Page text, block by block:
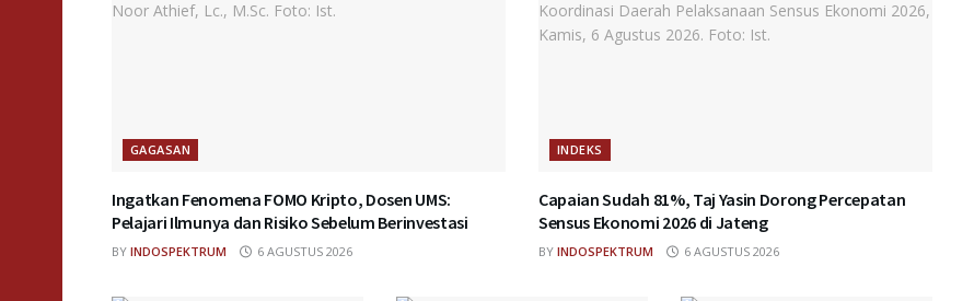
GAGASAN
Ingatkan Fenomena FOMO Kripto, Dosen UMS:
Pelajari Ilmunya dan Risiko Sebelum Berinvestasi
BY INDOSPEKTRUM 6 AGUSTUS 2026
INDEKS
Capaian Sudah 81%, Taj Yasin Dorong Percepatan
Sensus Ekonomi 2026 di Jateng
BY INDOSPEKTRUM 6 AGUSTUS 2026